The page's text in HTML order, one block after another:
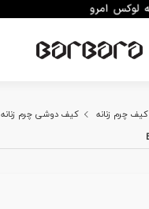
کیف چرم زنانه
کیف دوشی چرم زنانه